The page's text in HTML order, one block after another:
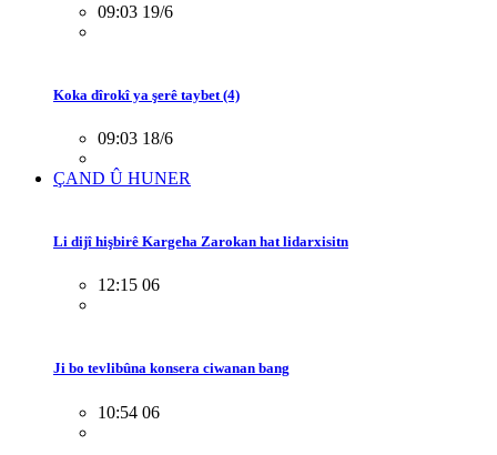
09:03 19/6
Koka dîrokî ya şerê taybet (4)
09:03 18/6
ÇAND Û HUNER
Li dijî hişbirê Kargeha Zarokan hat lidarxisitn
12:15 06
Ji bo tevlibûna konsera ciwanan bang
10:54 06